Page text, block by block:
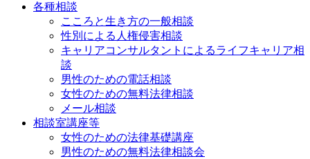
各種相談
こころと生き方の一般相談
性別による人権侵害相談
キャリアコンサルタントによるライフキャリア相
談
男性のための電話相談
女性のための無料法律相談
メール相談
相談室講座等
女性のための法律基礎講座
男性のための無料法律相談会